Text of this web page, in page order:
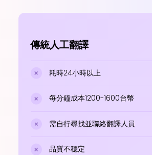
傳統人工翻譯
耗時24小時以上
每分鐘成本1200-1600台幣
需自行尋找並聯絡翻譯人員
品質不穩定